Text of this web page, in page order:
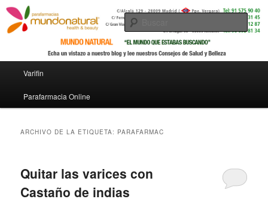
Ir al contenido principal
Ir al contenido secundario
Varifin
Parafarmacia Online
ARCHIVO DE LA ETIQUETA: PARAFARMAC
Quitar las varices con
Castaño de indias